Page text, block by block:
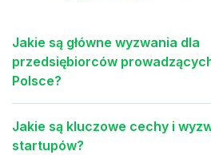
Jakie są główne wyzwania dla
przedsiębiorców
Polsce?
Jakie są kluczowe cechy i
startupów?